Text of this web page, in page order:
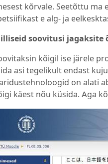
kõrvale. Seetõttu ma
e alg- ja
soovitusi jagaksite
kõigil ise järele
asi tegelikult endast
on alati
käest nõu küsida. Aga